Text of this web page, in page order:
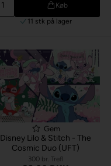
Køb
11 stk på lager
Gem
Disney Lilo & Stitch - The
Cosmic Duo (UFT)
300 br. Trefl